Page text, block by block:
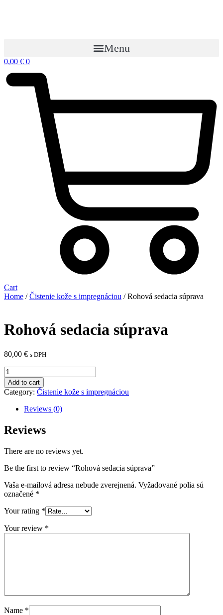
Menu
0,00 € 0
Cart
Home /Čistenie kože s impregnáciou / Rohová sedacia súprava
Rohová sedacia súprava
80,00 € s DPH
Rohová
sedacia
súprava
quantity
Add to cart
Category: Čistenie kože s impregnáciou
Reviews (0)
Reviews
There are no reviews yet.
Be the first to review “Rohová sedacia súprava”
Vaša e-mailová adresa nebude zverejnená. Vyžadované polia sú
označené *
Your rating *
Your review *
Name *